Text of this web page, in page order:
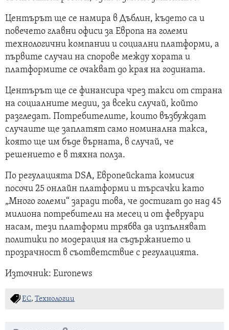
Центърът ще се намира в Дъблин, където са и
повечето главни офиси за Европа на големи
технологични компании и социални платформи, а
първите случаи на спорове между хората и
платформите се очакват до края на годината.
Центърът ще се финансира чрез такси от страна
на социалните медии, за всеки случай, който
разгледат. Потребителите, които възбуждат
случаите ще заплатят само номинална такса,
която ще им бъде върната, в случай, че
решението е в тяхна полза.
По регулацията DSA, Европейската комисия
посочи 25 онлайн платформи и търсачки като
„Много големи“ заради това, че достигат до над 45
милиона потребители на месец и от февруари
насам, тези платформи трябва да изпълняват
политики по модерация на съдържанието и
прозрачност в съответствие с регулацията.
Източник: Euronews
ЕС, Технологии